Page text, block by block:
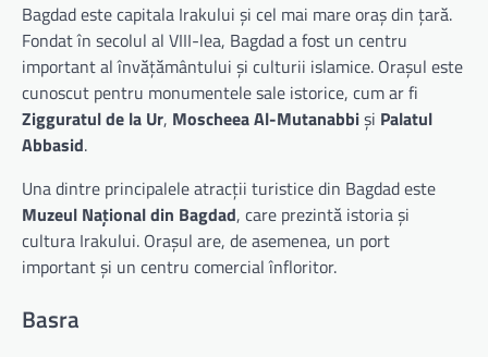
Bagdad este capitala Irakului și cel mai mare oraș din țară.
Fondat în secolul al VIII-lea, Bagdad a fost un centru
important al învățământului și culturii islamice. Orașul este
cunoscut pentru monumentele sale istorice, cum ar fi
Zigguratul de la Ur, Moscheea Al-Mutanabbiși Palatul
Abbasid.
Una dintre principalele atracții turistice din Bagdad este
Muzeul Național din Bagdad, care prezintă istoria și
cultura Irakului. Orașul are, de asemenea, un port
important și un centru comercial înfloritor.
Basra